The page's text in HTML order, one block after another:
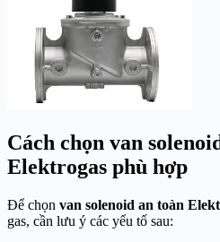
Cách chọn van
Elektrogas phù hợp
Để chọn van solenoid an toàn
gas, cần lưu ý các yếu tố sau: